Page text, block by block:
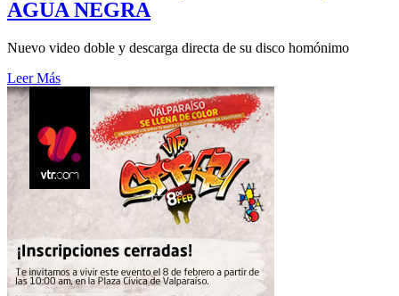
AGUA NEGRA
Nuevo video doble y descarga directa de su disco homónimo
Leer Más